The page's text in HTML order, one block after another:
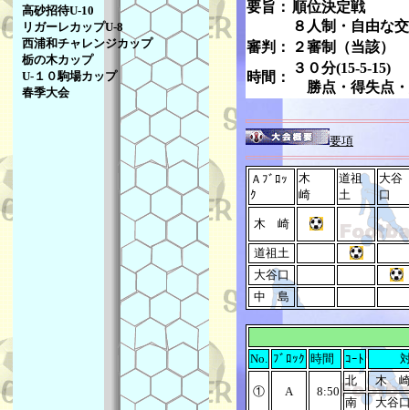
高砂招待U-10
リガーレカップU-8
西浦和チャレンジカップ
栃の木カップ
U-１０駒場カップ
春季大会
要旨： 順位決定戦
８人制・自由な
審判：
２審制（当該）
時間：
３０分(15-5-15)
勝点・得失点・
要項
Ａﾌﾞﾛｯ
ｸ
木
崎
道祖
土
大谷
口
木 崎
道祖土
大谷口
中 島
No. ﾌﾞﾛｯｸ 時間 ｺｰﾄ
① A 8:50
北
木
南
大谷